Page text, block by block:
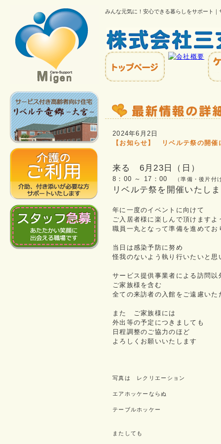
みんな元気に！安心できる暮らしをサポート
2024年6月2日
【お知らせ】 リベルテ祭の開催
来る 6月23日（日）
8：00 ～ 17：00 （準備・後片付
リベルテ祭を開催いたし
年に一度のイベントに向けて
ご入居者様に楽しんで頂けますよ
職員一丸となって準備を進めてお
当日は感染予防に努め
怪我のないよう執り行いたいと思
サービス提供事業者による訪問以
ご家族様を含む
全ての来訪者の入館をご遠慮いた
また ご家族様には
外出等の予定につきましても
日程調整のご協力のほど
よろしくお願いいたします
写真は レクリエーション
エアホッケーならぬ
テーブルホッケー
またしても